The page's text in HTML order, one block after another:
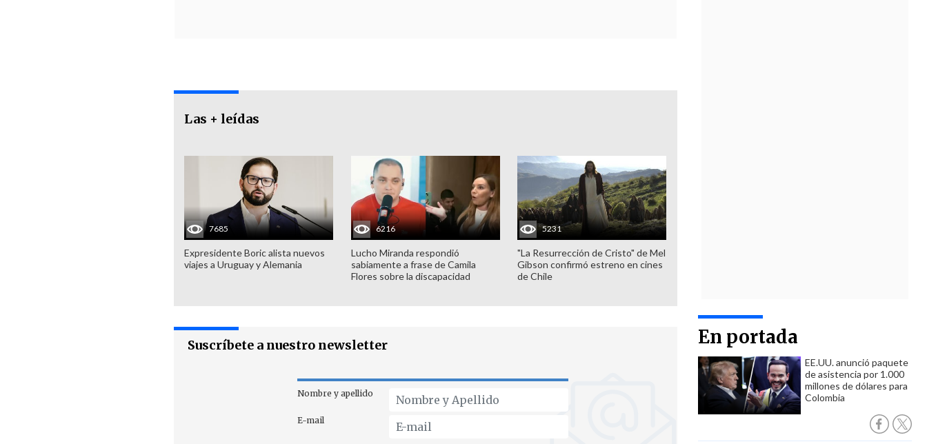
En portada
EE.UU. anunció paquete
de asistencia por 1.000
millones de dólares para
Colombia
Las + leídas
7685
Expresidente Boric alista nuevos
viajes a Uruguay y Alemania
6216
Lucho Miranda respondió
sabiamente a frase de Camila
Flores sobre la discapacidad
5231
"La Resurrección de Cristo" de Mel
Gibson confirmó estreno en cines
de Chile
Suscríbete a nuestro newsletter
Nombre y apellido
E-mail